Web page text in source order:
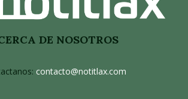
DE NOSOTROS
contacto@notitlax.com